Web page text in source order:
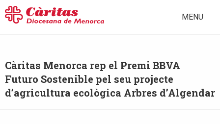
MENU
Càritas Menorca rep el Premi BBVA
Futuro Sostenible pel seu projecte
d’agricultura ecològica Arbres d’Algendar